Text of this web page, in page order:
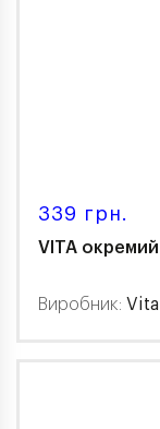
339 грн.
VITA окремий
Виробник: Vita